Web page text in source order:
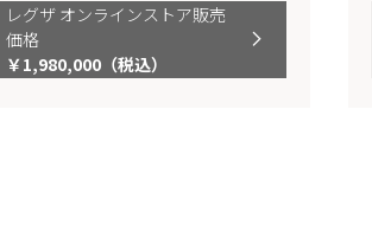
レグザ オンラインストア販売
価格
￥1,980,000（税込）